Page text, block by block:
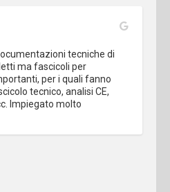
tecniche di
ma fascicoli per
per i quali fanno
tecnico, analisi CE,
Impiegato molto